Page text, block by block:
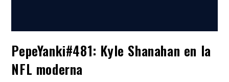
PepeYanki#481: Kyle Shanahan en la
NFL moderna